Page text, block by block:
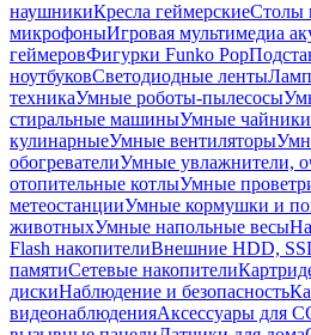
наушникиКресла геймерскиеСтолы
микрофоныИгровая мультимедиа
геймеровФигурки Funko Pop
ноутбуковСветодиодные ленты
техникаУмные роботы-пылесосы
стиральные машиныУмные чайники
кулинарныеУмные вентиляторы
обогревателиУмные увлажнители,
отопительные котлыУмные
метеостанцииУмные кормушки и
животныхУмные напольные весы
Flash накопителиВнешние HDD,
памятиСетевые накопители
дискиНаблюдение и безопасность
видеонаблюденияАксессуары для